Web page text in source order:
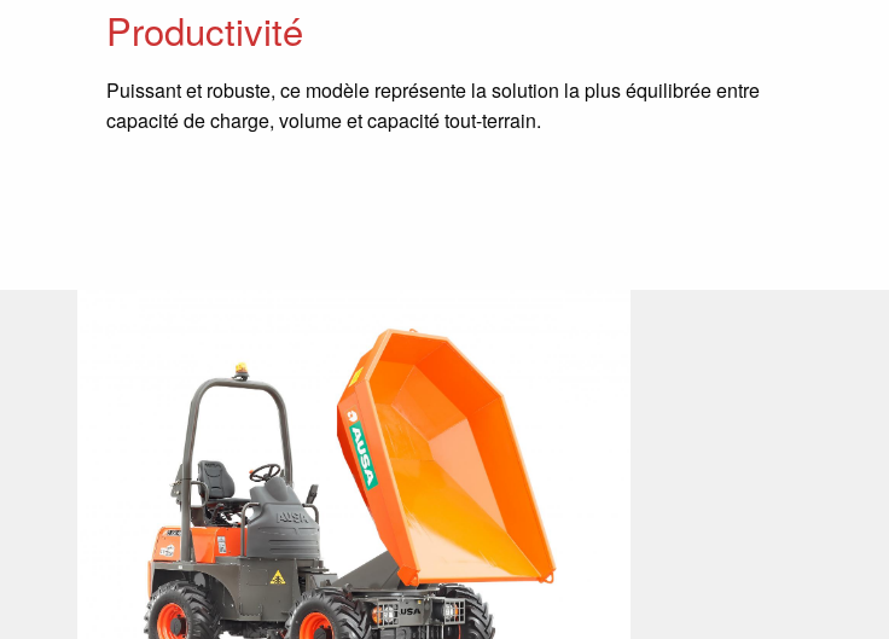
Productivité
Puissant et robuste, ce modèle représente la solution la plus équilibrée entre
capacité de charge, volume et capacité tout-terrain.